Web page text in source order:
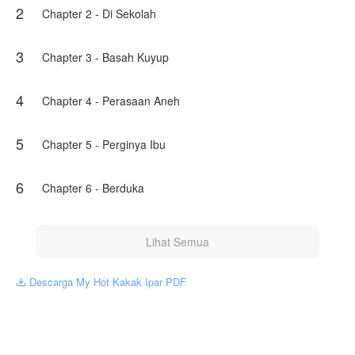
jantung Rangga berdentum keras.
hanyalah pandangan pribadi pembuatnya, tidak mewakili
NovelToon sendiri
2 Chapter 2 - Di Sekolah
3 Chapter 3 - Basah Kuyup
4 Chapter 4 - Perasaan Aneh
5 Chapter 5 - Perginya Ibu
6 Chapter 6 - Berduka
Lihat Semua
 Descarga My Hot Kakak Ipar PDF